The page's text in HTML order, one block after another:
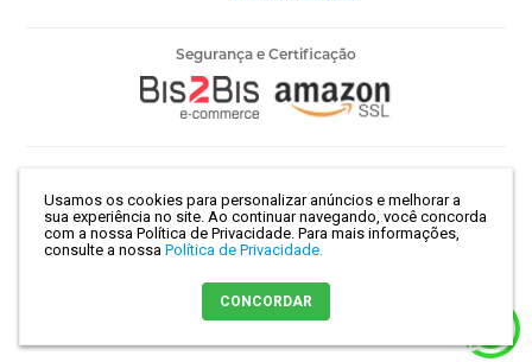
Usamos os cookies para personalizar anúncios e melhorar a
sua experiência no site. Ao continuar navegando, você concorda
com a nossa Política de Privacidade. Para mais informações,
consulte a nossa Política de Privacidade.
CONCORDAR
Segurança e Certificação
Março, 786 - Centro | São Paulo-SP | CEP 01021-100
com a melhor empresa de e-commerce do
Brasil.